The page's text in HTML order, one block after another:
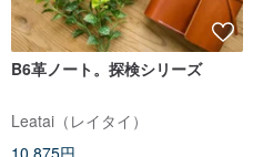
B6革ノート。探検シリーズ
Leatai（レイタイ）
10,875円